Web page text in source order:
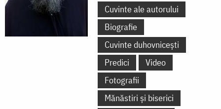
Cuvinte ale autorului
Biografie
Cuvinte duhovnicești
Predici
Video
Fotografii
Mănăstiri și biserici